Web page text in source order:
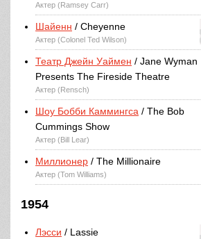
Актер (Ramsey Carr)
Шайенн / Cheyenne
Актер (Colonel Ted Wilson)
Театр Джейн Уаймен / Jane Wyman
Presents The Fireside Theatre
Актер (Rensch)
Шоу Бобби Каммингса / The Bob
Cummings Show
Актер (Bill Lear)
Миллионер / The Millionaire
Актер (Tom Williams)
1954
Лэсси / Lassie